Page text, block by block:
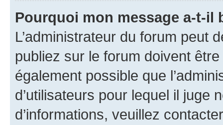
Pourquoi mon message a-t-il
L’administrateur du forum peut
publiez sur le forum doivent
également possible que
d’utilisateurs pour lequel il juge
d’informations, veuillez